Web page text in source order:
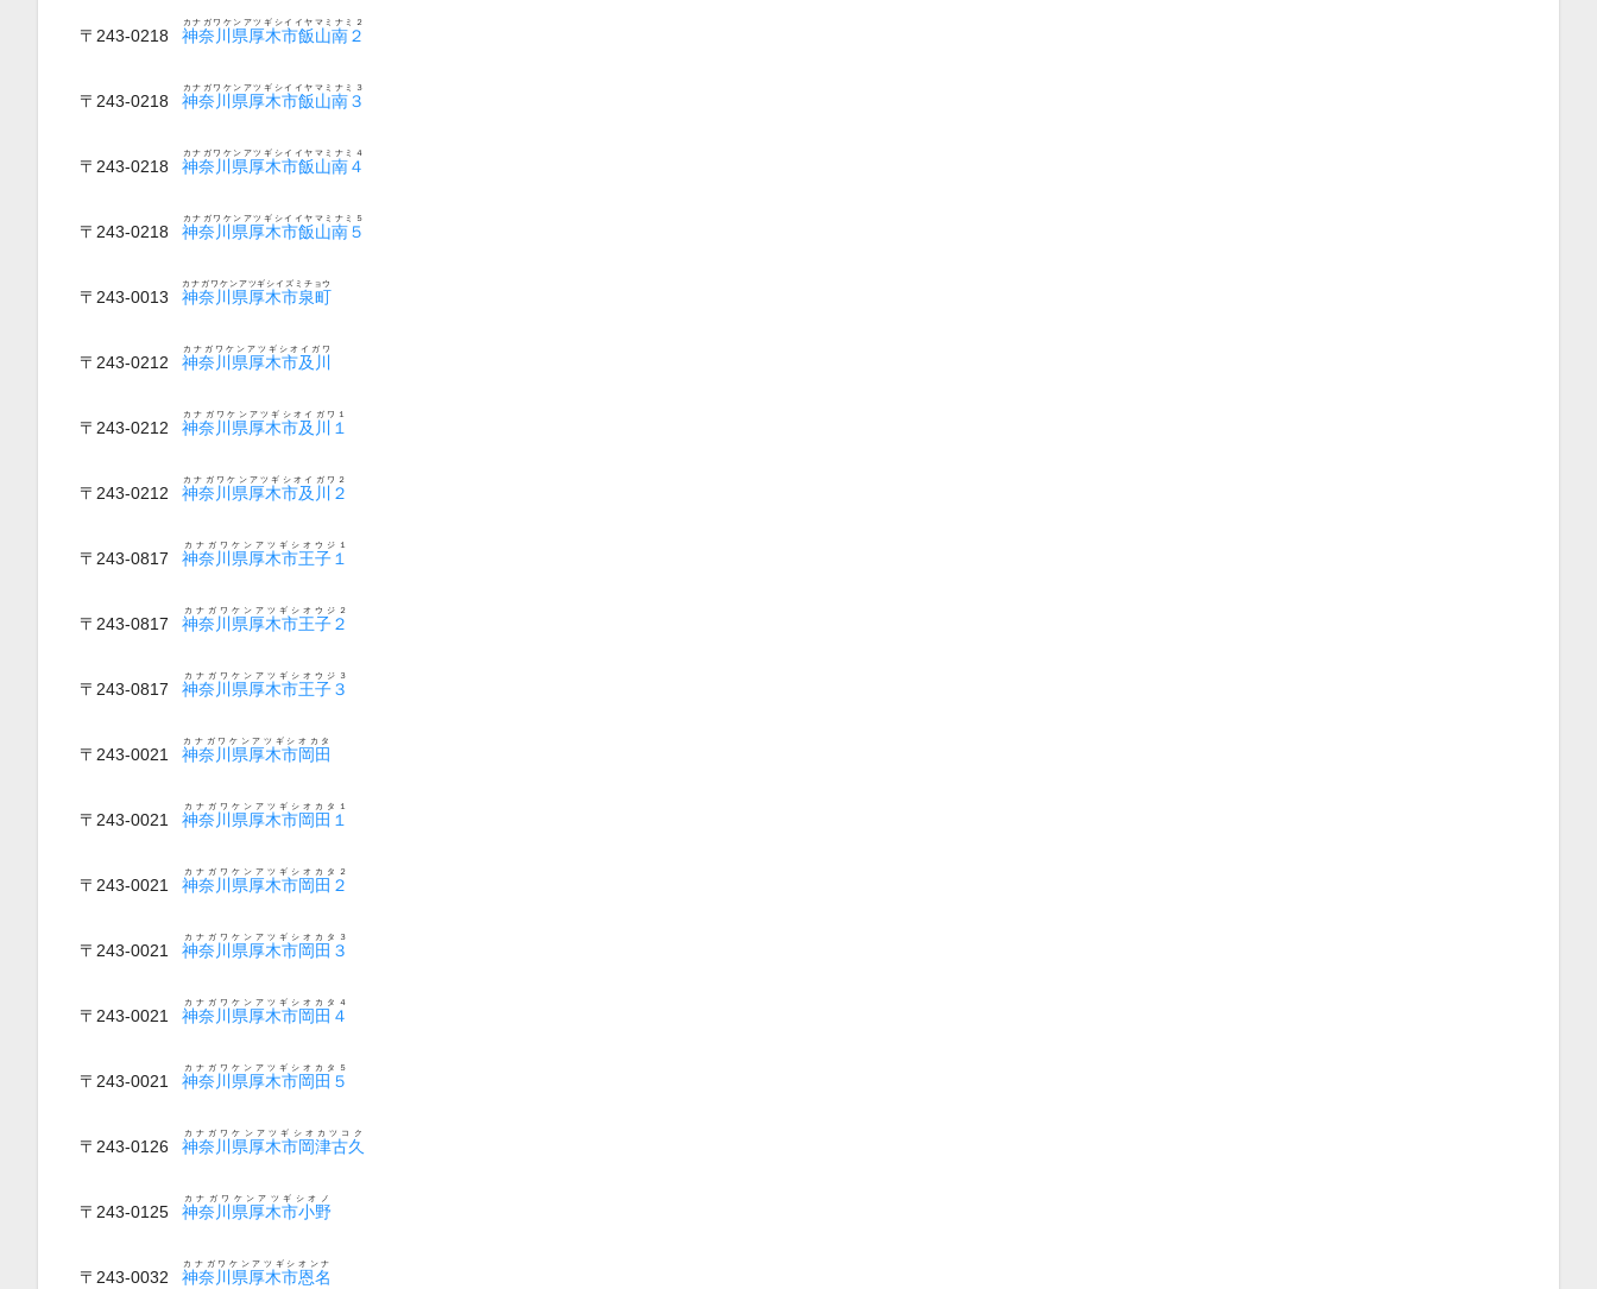
〒243-0218 神奈川県厚木市飯山南２
カナガワケンアツギシイイヤマミナミ２
〒243-0218 神奈川県厚木市飯山南３
カナガワケンアツギシイイヤマミナミ３
〒243-0218 神奈川県厚木市飯山南４
カナガワケンアツギシイイヤマミナミ４
〒243-0218 神奈川県厚木市飯山南５
カナガワケンアツギシイイヤマミナミ５
〒243-0013 神奈川県厚木市泉町
カナガワケンアツギシイズミチョウ
〒243-0212 神奈川県厚木市及川
カナガワケンアツギシオイガワ
〒243-0212 神奈川県厚木市及川１
カナガワケンアツギシオイガワ１
〒243-0212 神奈川県厚木市及川２
カナガワケンアツギシオイガワ２
〒243-0817 神奈川県厚木市王子１
カナガワケンアツギシオウジ１
〒243-0817 神奈川県厚木市王子２
カナガワケンアツギシオウジ２
〒243-0817 神奈川県厚木市王子３
カナガワケンアツギシオウジ３
〒243-0021 神奈川県厚木市岡田
カナガワケンアツギシオカタ
〒243-0021 神奈川県厚木市岡田１
カナガワケンアツギシオカタ１
〒243-0021 神奈川県厚木市岡田２
カナガワケンアツギシオカタ２
〒243-0021 神奈川県厚木市岡田３
カナガワケンアツギシオカタ３
〒243-0021 神奈川県厚木市岡田４
カナガワケンアツギシオカタ４
〒243-0021 神奈川県厚木市岡田５
カナガワケンアツギシオカタ５
〒243-0126 神奈川県厚木市岡津古久
カナガワケンアツギシオカツコク
〒243-0125 神奈川県厚木市小野
カナガワケンアツギシオノ
〒243-0032 神奈川県厚木市恩名
カナガワケンアツギシオンナ